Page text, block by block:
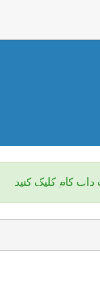
کام کلیک کنید